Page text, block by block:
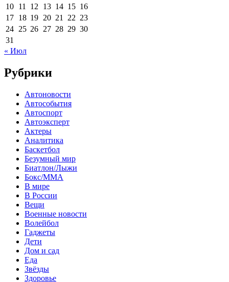
10 11 12 13 14 15 16
17 18 19 20 21 22 23
24 25 26 27 28 29 30
31
« Июл
Рубрики
Автоновости
Автособытия
Автоспорт
Автоэксперт
Актеры
Аналитика
Баскетбол
Безумный мир
Биатлон/Лыжи
Бокс/MMA
В мире
В России
Вещи
Военные новости
Волейбол
Гаджеты
Дети
Дом и сад
Еда
Звёзды
Здоровье